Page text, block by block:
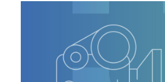
и креативные индустрии
Кино и театр
Искусство